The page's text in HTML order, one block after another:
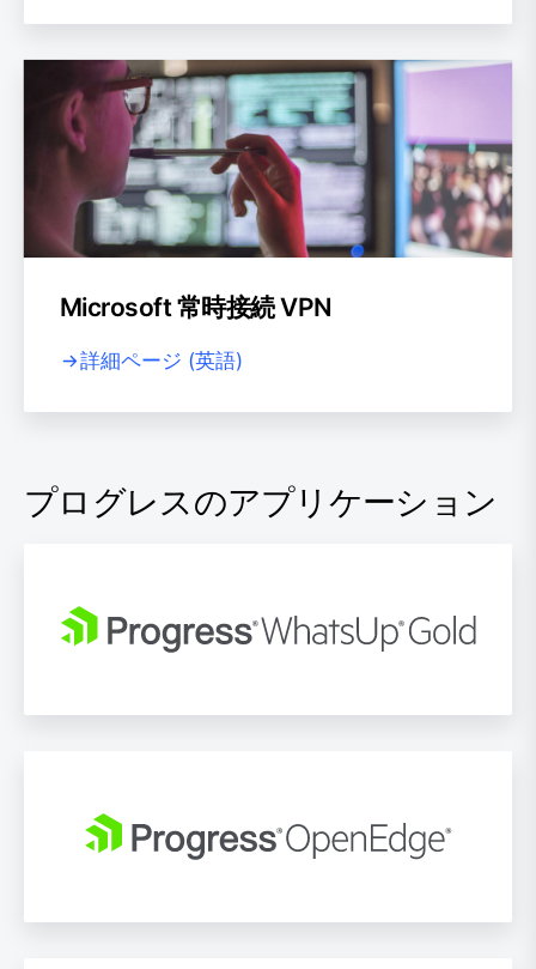
Microsoft 常時接続 VPN
詳細ページ (英語)
プログレスのアプリケーション